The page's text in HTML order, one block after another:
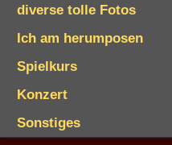
diverse tolle Fotos
Ich am herumposen
Spielkurs
Konzert
Sonstiges